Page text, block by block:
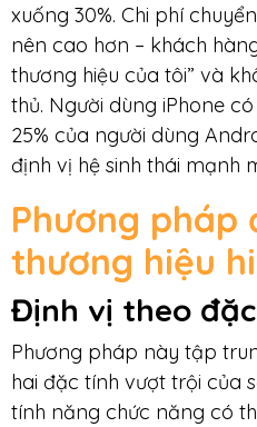
xuống 30%. Chi phí
nên cao hơn – khách
thương hiệu của tôi” và
thủ. Người dùng iPhone
25% của người dùng
định vị hệ sinh thái mạnh
Phương pháp
thương hiệu
Định vị theo
Phương pháp này tập
hai đặc tính vượt trội của
tính năng chức năng có